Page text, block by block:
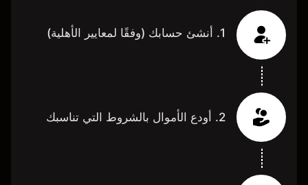
1. أنشئ حسابك (وفقًا لمعايير الأهلية)
2. أودع الأموال بالشروط التي تناسبك